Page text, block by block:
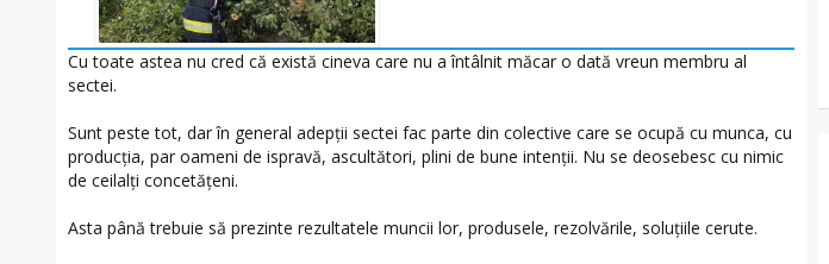
Cu toate astea nu cred că există cineva care nu a întâlnit măcar o dată vreun membru al
sectei.
Sunt peste tot, dar în general adepții sectei fac parte din colective care se ocupă cu munca, cu
producția, par oameni de ispravă, ascultători, plini de bune intenții. Nu se deosebesc cu nimic
de ceilalți concetățeni.
Asta până trebuie să prezinte rezultatele muncii lor, produsele, rezolvările, soluțiile cerute.